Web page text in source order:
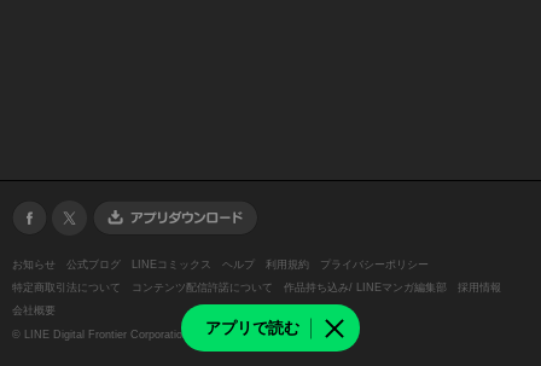
アプリで読む
お知らせ 公式ブログ LINEコミックス ヘルプ 利用規約
プライバシーポリシー
特定商取引法について
コンテンツ配信許諾について 作品持ち込み/ LINEマンガ編集部
採用情報
会社概要
© LINE Digital Frontier Corporation